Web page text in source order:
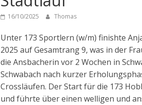
16/10/2025 Thomas
Unter 173 Sportlern (w/m) finishte
2025 auf Gesamtrang 9, was in der
die Ansbacherin vor 2 Wochen in
Schwabach nach kurzer
Crossläufen. Der Start für die 173
und führte über einen welligen und